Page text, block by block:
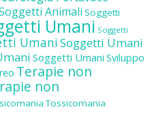
Animali Soggetti
Umani Soggetti
UmaniSoggetti Umani
Soggetti Umani Sviluppo
Terapie non
non
Tossicomania